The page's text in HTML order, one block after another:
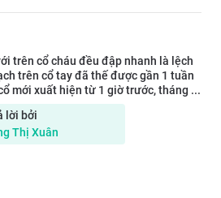
trên cổ cháu đều đập nhanh là lệch
trên cổ tay đã thế được gần 1 tuần
mới xuất hiện từ 1 giờ trước, tháng ...
lời bởi
Thị Xuân